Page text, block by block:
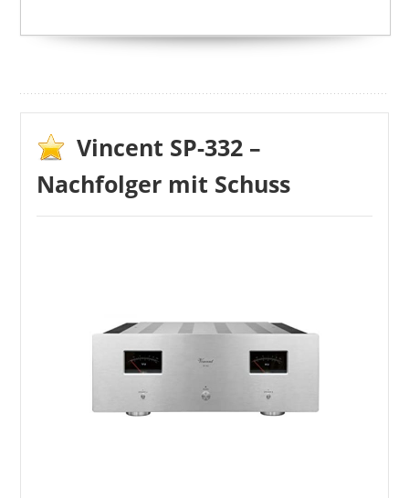
DIFIIFOL
259,00 €
236,00 €
Vincent SP-332 –
Nachfolger mit Schuss